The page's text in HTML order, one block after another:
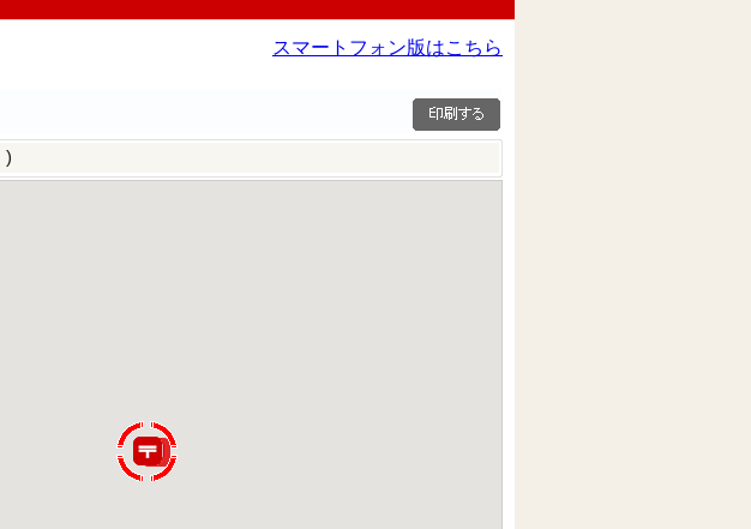
スマートフォン版はこちら
)